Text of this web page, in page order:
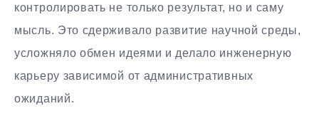
контролировать не только результат, но и саму
мысль. Это сдерживало развитие научной среды,
усложняло обмен идеями и делало инженерную
карьеру зависимой от административных
ожиданий.